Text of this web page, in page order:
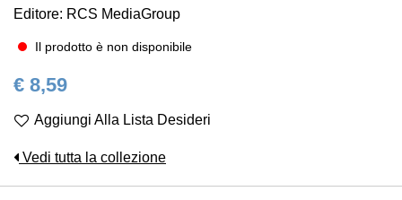
Editore: RCS MediaGroup
Il prodotto è non disponibile
€ 8,59
Aggiungi Alla Lista Desideri
Vedi tutta la collezione